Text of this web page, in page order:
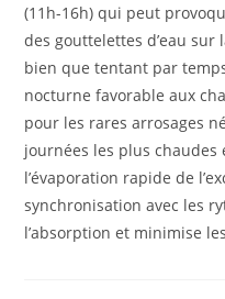
(11h-16h) qui peut
des gouttelettes d’eau sur
bien que tentant par
nocturne favorable aux
pour les rares arrosages
journées les plus
l’évaporation rapide de
synchronisation avec les
l’absorption et minimise